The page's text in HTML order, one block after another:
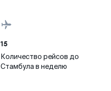
15
Количество рейсов до
Стамбула в неделю